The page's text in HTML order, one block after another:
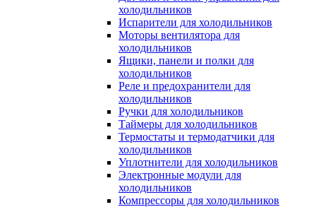
холодильников
Испарители для холодильников
Моторы вентилятора для
холодильников
Ящики, панели и полки для
холодильников
Реле и предохранители для
холодильников
Ручки для холодильников
Таймеры для холодильников
Термостаты и термодатчики для
холодильников
Уплотнители для холодильников
Электронные модули для
холодильников
Компрессоры для холодильников